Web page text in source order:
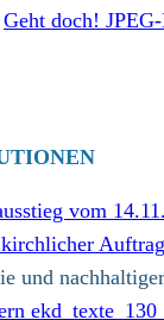
Geht doch!
vom
Auftrag
und